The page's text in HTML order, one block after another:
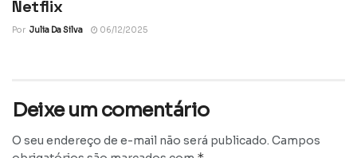
Netflix
Por Julia Da Silva 06/12/2025
Deixe um comentário
O seu endereço de e-mail não será publicado. Campos